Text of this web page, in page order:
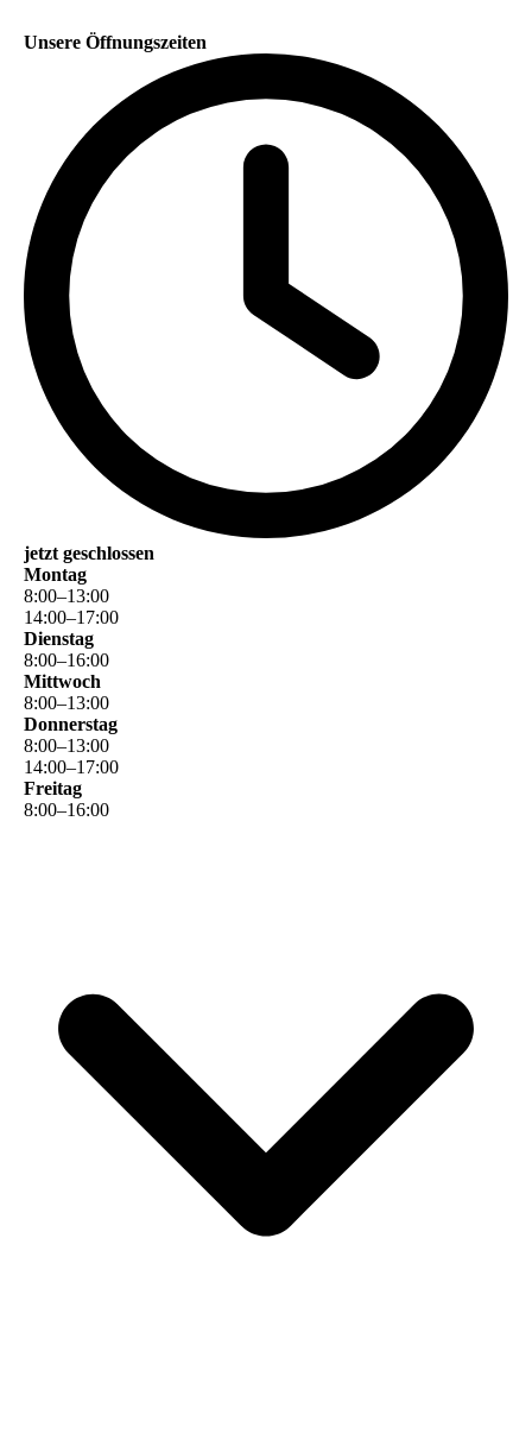
Unsere Öffnungszeiten
jetzt geschlossen
Montag
8:00–13:00
14:00–17:00
Dienstag
8:00–16:00
Mittwoch
8:00–13:00
Donnerstag
8:00–13:00
14:00–17:00
Freitag
8:00–16:00